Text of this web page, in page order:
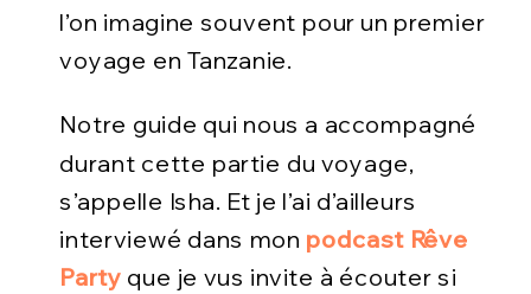
l’on imagine souvent pour un premier
voyage en Tanzanie.
Notre guide qui nous a accompagné
durant cette partie du voyage,
s’appelle Isha. Et je l’ai d’ailleurs
interviewé dans mon podcast Rêve
Party que je vus invite à écouter si